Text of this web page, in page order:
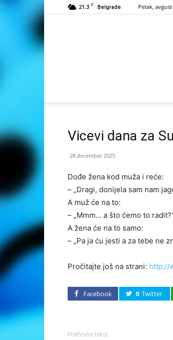
21.3 C Belgrade Petak,
Vicevi dana za
28.decembar 2025
Dođe žena kod muža i reće:
– „Dragi, donijela sam nam
A muž će na to:
– „Mmm… a što ćemo to
A žena će na to samo:
– „Pa ja ću jesti a za tebe ne
Pročitajte još na strani: http://
Facebook 0 Twitter
Prethodni tekst